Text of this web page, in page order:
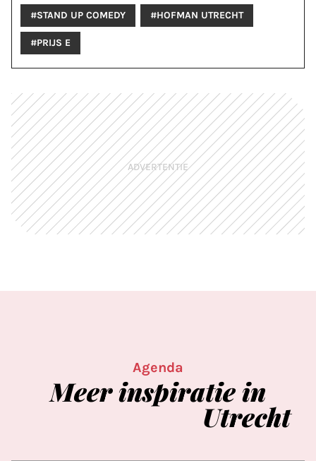
#STAND UP COMEDY #HOFMAN UTRECHT
#PRIJS E
ADVERTENTIE
Agenda
Meerinspiratiein
Utrecht